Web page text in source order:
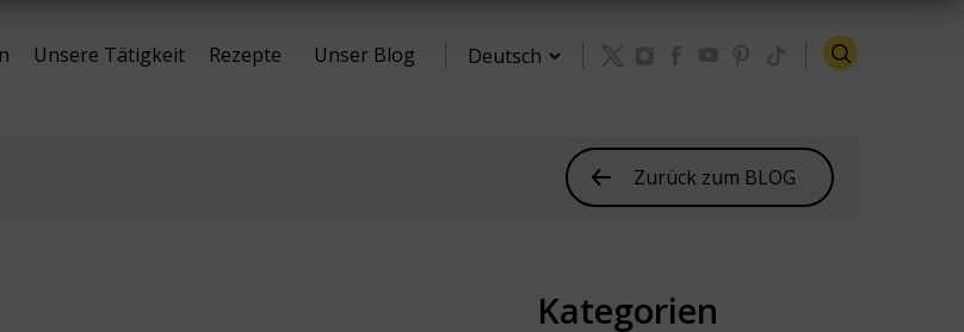
Unsere Tätigkeit Rezepte Unser Blog
Zurück zum BLOG
Kategorien